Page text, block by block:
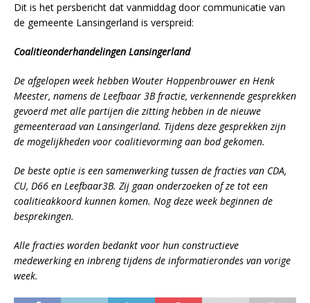
Dit is het persbericht dat vanmiddag door communicatie van
de gemeente Lansingerland is verspreid:
Coalitieonderhandelingen Lansingerland
De afgelopen week hebben Wouter Hoppenbrouwer en Henk
Meester, namens de Leefbaar 3B fractie, verkennende gesprekken
gevoerd met alle partijen die zitting hebben in de nieuwe
gemeenteraad van Lansingerland. Tijdens deze gesprekken zijn
de mogelijkheden voor coalitievorming aan bod gekomen.
De beste optie is een samenwerking tussen de fracties van CDA,
CU, D66 en Leefbaar3B. Zij gaan onderzoeken of ze tot een
coalitieakkoord kunnen komen. Nog deze week beginnen de
besprekingen.
Alle fracties worden bedankt voor hun constructieve
medewerking en inbreng tijdens de informatierondes van vorige
week.